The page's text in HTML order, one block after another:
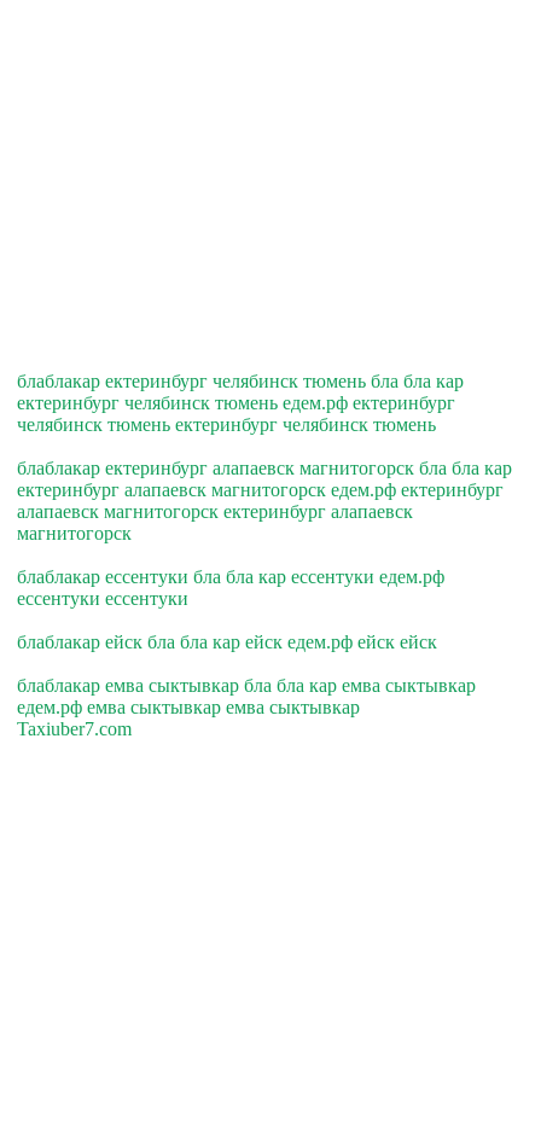
блаблакар ектеринбург челябинск тюмень бла бла кар
ектеринбург челябинск тюмень едем.рф ектеринбург
челябинск тюмень ектеринбург челябинск тюмень
блаблакар ектеринбург алапаевск магнитогорск бла бла кар
ектеринбург алапаевск магнитогорск едем.рф ектеринбург
алапаевск магнитогорск ектеринбург алапаевск
магнитогорск
блаблакар ессентуки бла бла кар ессентуки едем.рф
ессентуки ессентуки
блаблакар ейск бла бла кар ейск едем.рф ейск ейск
блаблакар емва сыктывкар бла бла кар емва сыктывкар
едем.рф емва сыктывкар емва сыктывкар
Taxiuber7.com